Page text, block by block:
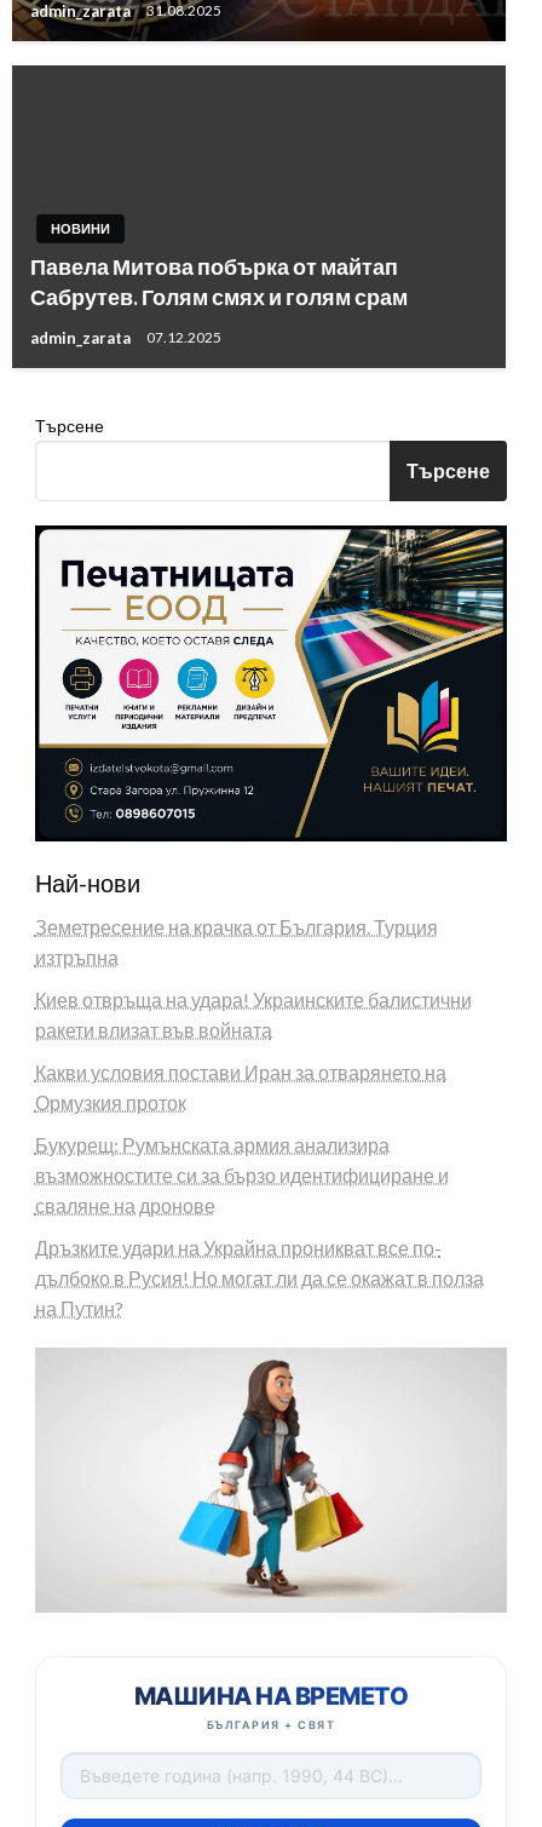
admin_zarata 31.08.2025
НОВИНИ
Павела Митова побърка от майтап
Сабрутев. Голям смях и голям срам
admin_zarata 07.12.2025
Търсене
Търсене
Най-нови
Земетресение на крачка от България. Турция
изтръпна
Киев отвръща на удара! Украинските балистични
ракети влизат във войната
Какви условия постави Иран за отварянето на
Ормузкия проток
Букурещ: Румънската армия анализира
възможностите си за бързо идентифициране и
сваляне на дронове
Дръзките удари на Украйна проникват все по-
дълбоко в Русия! Но могат ли да се окажат в полза
на Путин?
МАШИНА НА ВРЕМЕТО
БЪЛГАРИЯ + СВЯТ